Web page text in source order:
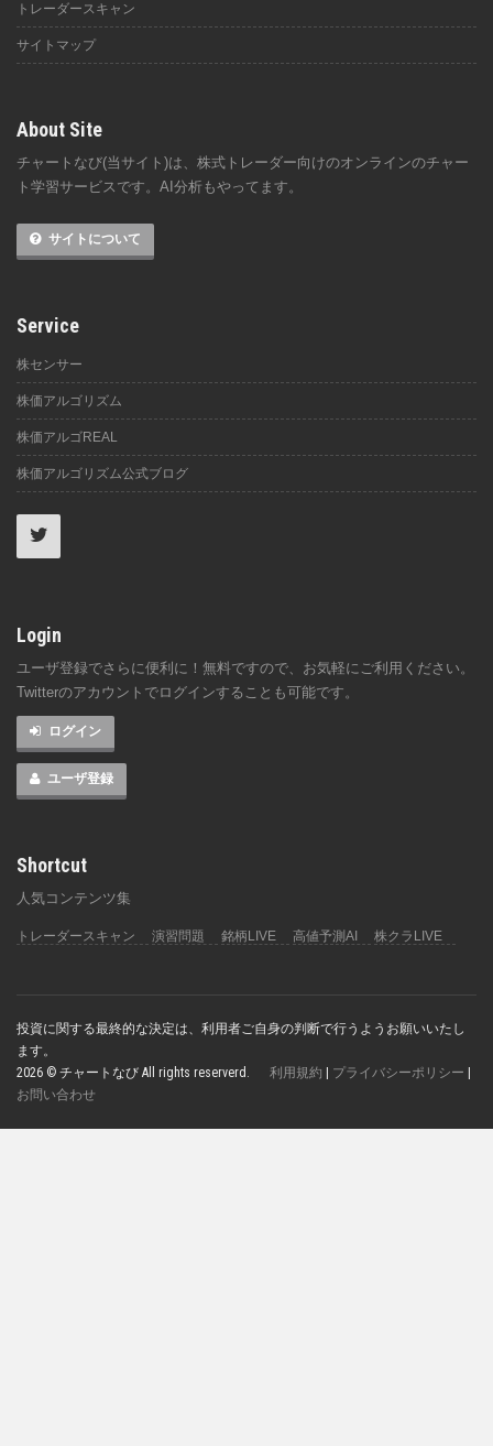
トレーダースキャン
サイトマップ
About Site
チャートなび(当サイト)は、株式トレーダー向けのオンラインのチャー
ト学習サービスです。AI分析もやってます。
サイトについて
Service
株センサー
株価アルゴリズム
株価アルゴREAL
株価アルゴリズム公式ブログ
Login
ユーザ登録でさらに便利に！無料ですので、お気軽にご利用ください。
Twitterのアカウントでログインすることも可能です。
ログイン
ユーザ登録
Shortcut
人気コンテンツ集
トレーダースキャン 演習問題 銘柄LIVE 高値予測AI 株クラLIVE
投資に関する最終的な決定は、利用者ご自身の判断で行うようお願いいたし
ます。
2026 © チャートなび All rights reserverd. 利用規約 プライバシーポリシー
お問い合わせ